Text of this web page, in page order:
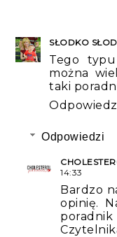
SŁODKO
Tego
można
taki
Odpowiedz
Odpowiedzi
14:33
Bardzo
opinię.